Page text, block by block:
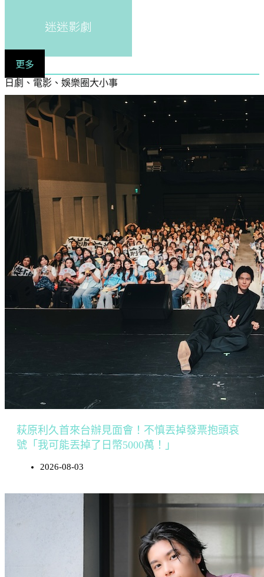
迷迷影劇
更多
日劇、電影、娛樂圈大小事
萩原利久首來台辦見面會！不慎丟掉發票抱頭哀
號「我可能丟掉了日幣5000萬！」
2026-08-03